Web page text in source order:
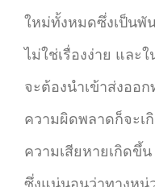
ใหม่ทั้งหมดซึ่งเป็นพั
ไม่ใช่เรื่องง่าย และ
จะต้องนำเข้าส่งออ
ความผิดพลาดก็จะเ
ความเสียหายเกิดขึ้